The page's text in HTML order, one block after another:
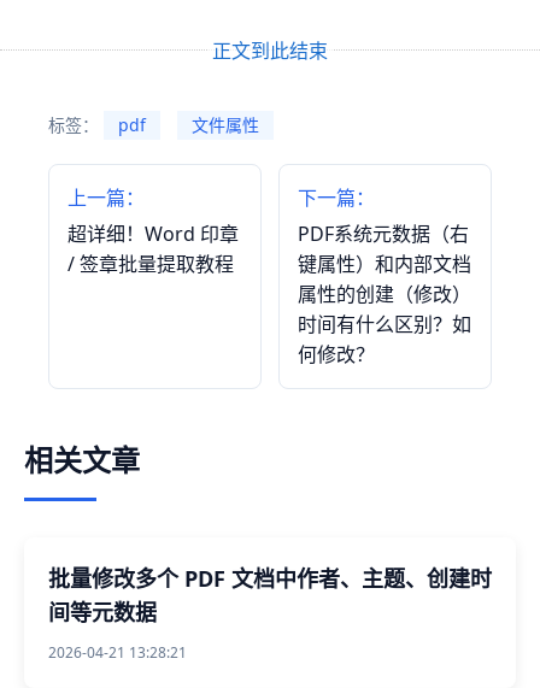
正文到此结束
标签： pdf 文件属性
上一篇：
超详细！Word 印章
/ 签章批量提取教程
下一篇：
PDF系统元数据（右
键属性）和内部文档
属性的创建（修改）
时间有什么区别？如
何修改？
相关文章
批量修改多个 PDF 文档中作者、主题、创建时
间等元数据
2026-04-21 13:28:21